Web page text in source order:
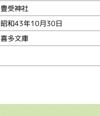
豊受神社
昭和43年10月30日
喜多文庫